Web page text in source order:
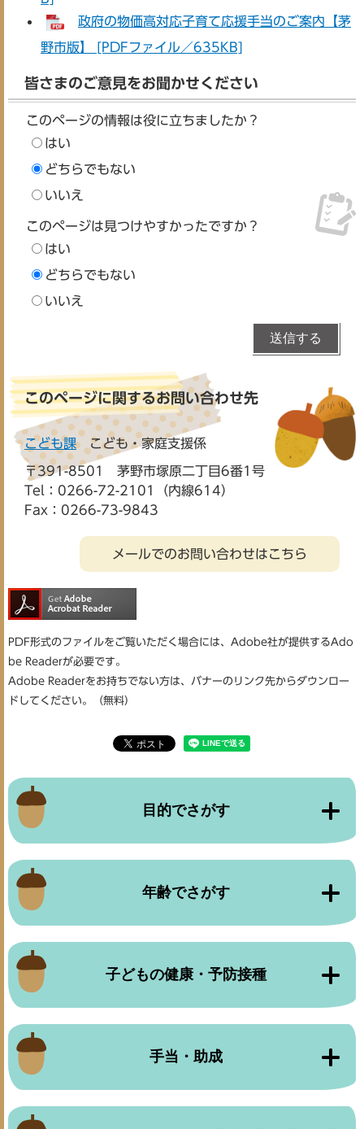
政府の物価高対応子育て応援手当のご案内【茅
野市版】 [PDFファイル／635KB]
皆さまのご意見をお聞かせください
このページの情報は役に立ちましたか？
はい
どちらでもない
いいえ
このページは見つけやすかったですか？
はい
どちらでもない
いいえ
このページに関するお問い合わせ先
こども課 こども・家庭支援係
〒391-8501
茅野市塚原二丁目6番1号
Tel：0266-72-2101（内線614）
Fax：0266-73-9843
メールでのお問い合わせはこちら
PDF形式のファイルをご覧いただく場合には、Adobe社が提供するAdo
be Readerが必要です。
Adobe Readerをお持ちでない方は、バナーのリンク先からダウンロー
ドしてください。（無料）
目的でさがす
年齢でさがす
子どもの健康・予防接種
手当・助成